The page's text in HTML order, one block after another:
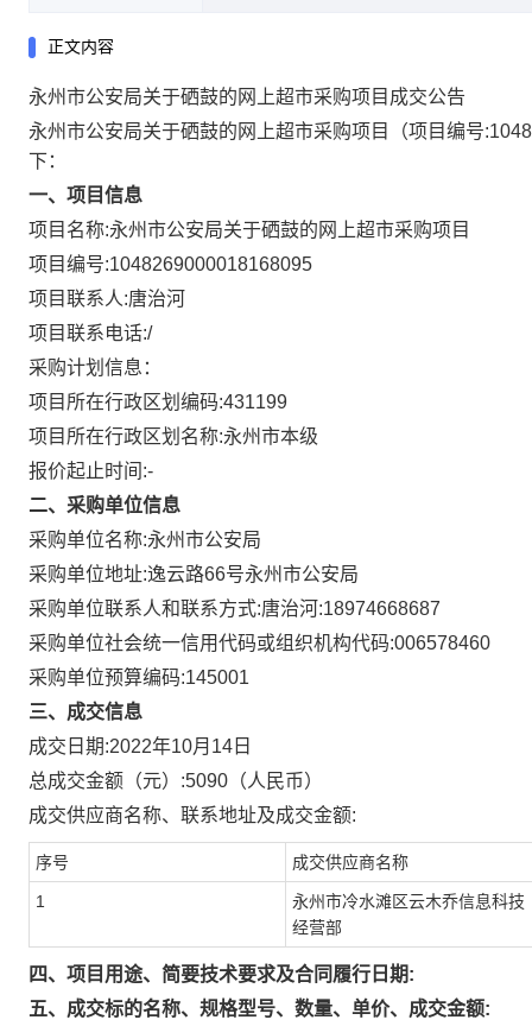
正文内容
永州市公安局关于硒鼓的网上超市采购项目成交公告
永州市公安局关于硒鼓的网上超市采购项目
（项目编号:
下：
一、项目信息
项目名称:永州市公安局关于硒鼓的网上超市采购项目
项目编号:1048269000018168095
项目联系人:唐治河
项目联系电话:/
采购计划信息：
项目所在行政区划编码:431199
项目所在行政区划名称:永州市本级
报价起止时间:-
二、采购单位信息
采购单位名称:永州市公安局
采购单位地址:逸云路66号永州市公安局
采购单位联系人和联系方式:唐治河:18974668687
采购单位社会统一信用代码或组织机构代码:006578460
采购单位预算编码:145001
三、成交信息
成交日期:2022年10月14日
总成交金额（元）:5090 （人民币）
成交供应商名称、联系地址及成交金额:
序号 成交供应商名称
1
永州市冷水滩区云木乔信息科技
经营部
四、项目用途、简要技术要求及合同履行日期:
五、成交标的名称、规格型号、数量、单价、成交金额: